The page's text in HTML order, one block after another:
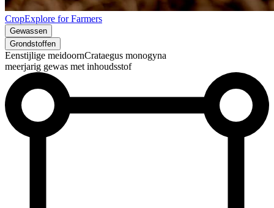
CropExplore for Farmers
Gewassen
Grondstoffen
Eenstijlige meidoornCrataegus monogyna
meerjarig gewas met inhoudsstof